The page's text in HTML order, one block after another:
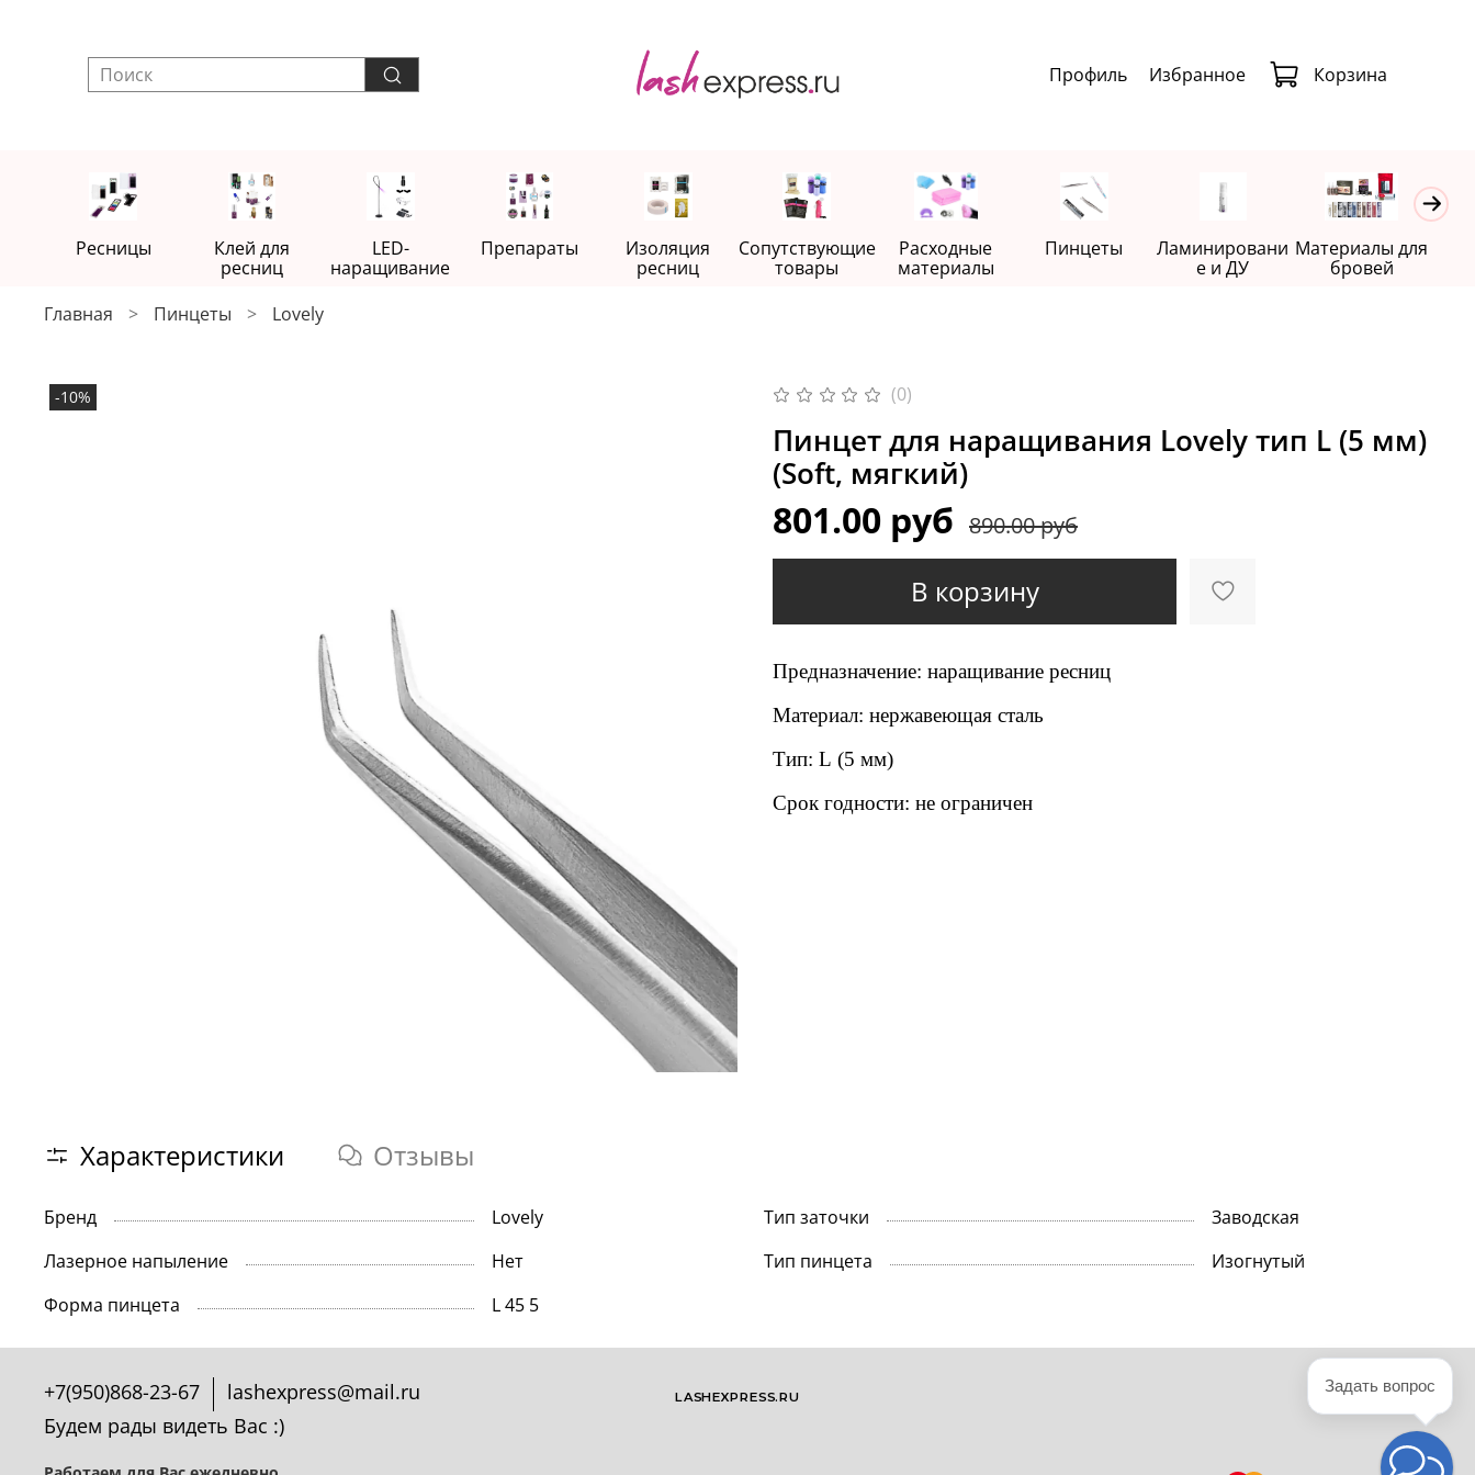
Профиль Избранное Корзина
Ресницы
Клей для
ресниц
LED-
наращивание
Препараты
Изоляция
ресниц
Сопутствующие
товары
Расходные
материалы
Пинцеты
Ламинировани
е и ДУ
Материалы для
бровей
Главная Пинцеты Lovely
-10% (0)
Пинцет для наращивания Lovely тип L (5 мм)
(Soft, мягкий)
801.00 руб 890.00 руб
В корзину
Предназначение: наращивание ресниц
Материал: нержавеющая сталь
Тип: L (5 мм)
Срок годности: не ограничен
Характеристики Отзывы
Бренд Lovely Тип заточки
Заводская
Лазерное напыление
Нет Тип пинцета
Изогнутый
Форма пинцета
L 45 5
+7(950)868-23-67
lashexpress@mail.ru
Будем рады видеть Вас :)
LASHEXPRESS.RU
Задать вопрос